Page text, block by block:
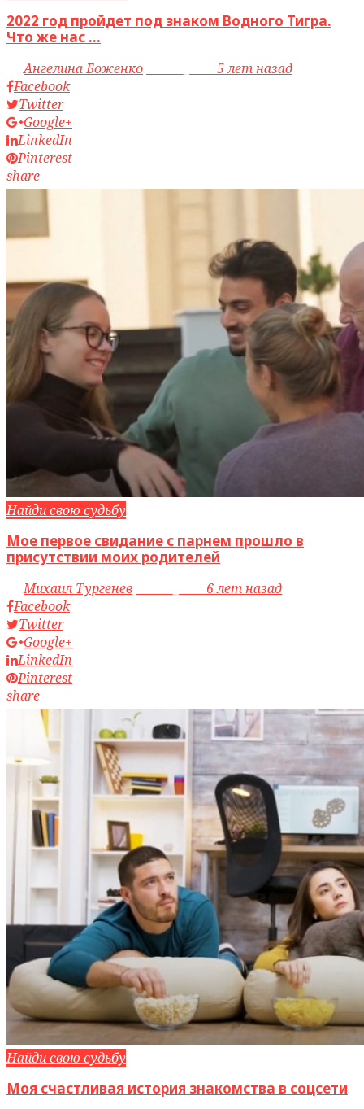
2022 год пройдет под знаком Водного Тигра.
Что же нас ...
byАнгелина Боженко
5 лет назад
Facebook
Twitter
Google+
LinkedIn
Pinterest
share
Найди свою судьбу
Мое первое свидание с парнем прошло в
присутствии моих родителей
byМихаил Тургенев
6 лет назад
Facebook
Twitter
Google+
LinkedIn
Pinterest
share
Найди свою судьбу
Моя счастливая история знакомства в соцсети